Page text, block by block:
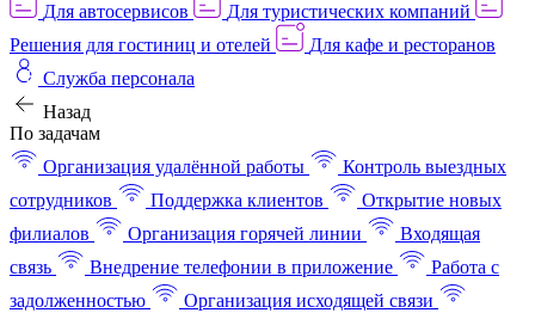
Для автосервисов
Для туристических компаний
Решения для гостиниц и отелей
Для кафе и ресторанов
Служба персонала
Назад
По задачам
Организация удалённой работы
Контроль выездных
сотрудников
Поддержка клиентов
Открытие новых
филиалов
Организация горячей линии
Входящая
связь
Внедрение телефонии в приложение
Работа с
задолженностью
Организация исходящей связи